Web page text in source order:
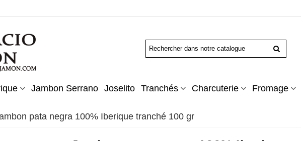
Jambon Serrano Joselito Tranchés Charcuterie Fromage
pata negra 100% Iberique tranché 100 gr